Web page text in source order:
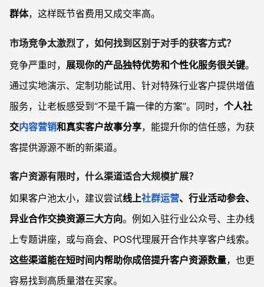
群体，这样既节省费用又成交率高。
市场竞争太激烈了，如何找到区别于对手的获客方式？
竞争严重时， 展现你的产品独特优势和个性化服务很关键。
通过实地演示、定制功能试用、针对特殊行业客户提供增值
服务，让老板感受到“不是千篇一律的方案”。同时， 个人社
交内容营销和真实客户故事分享，能提升你的信任感，为获
客提供源源不断的新渠道。
客户资源有限时，什么渠道适合大规模扩展？
如果客户池太小，建议尝试线上社群运营、行业活动参会、
异业合作交换资源三大方向。例如入驻行业公众号、主办线
上专题讲座，或与商会、POS代理展开合作共享客户线索。
这些渠道能在短时间内帮助你成倍提升客户资源数量，也更
容易找到高质量潜在买家。